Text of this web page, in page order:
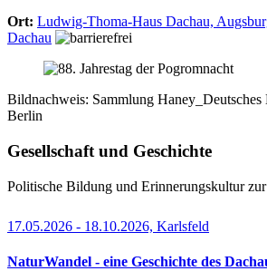
Ort: Ludwig-Thoma-Haus Dachau,
Dachau
Bildnachweis: Sammlung Haney_Deutsches
Berlin
Gesellschaft und Geschichte
Politische Bildung und Erinnerungskultur
17.05.2026 - 18.10.2026, Karlsfeld
NaturWandel - eine Geschichte des